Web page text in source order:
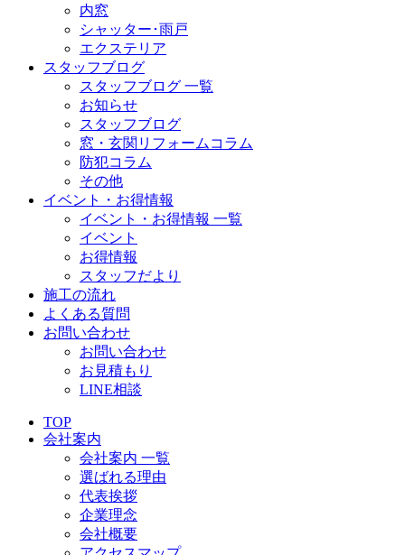
内窓
シャッター･雨戸
エクステリア
スタッフブログ
スタッフブログ 一覧
お知らせ
スタッフブログ
窓・玄関リフォームコラム
防犯コラム
その他
イベント・お得情報
イベント・お得情報 一覧
イベント
お得情報
スタッフだより
施工の流れ
よくある質問
お問い合わせ
お問い合わせ
お見積もり
LINE相談
TOP
会社案内
会社案内 一覧
選ばれる理由
代表挨拶
企業理念
会社概要